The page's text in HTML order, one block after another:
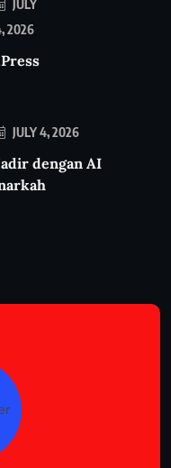
JULY
2026
JULY 4, 2026
dengan AI